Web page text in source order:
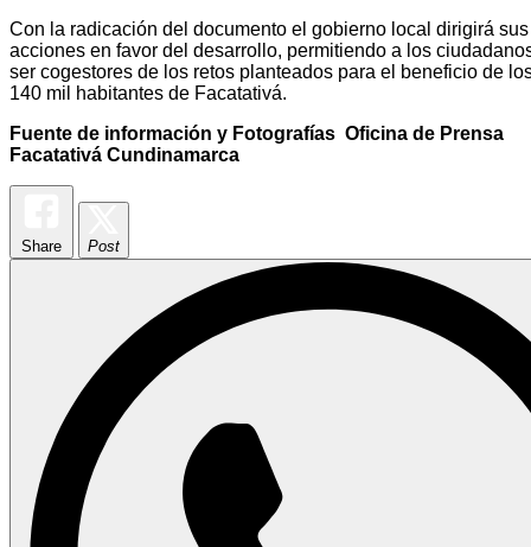
Con la radicación del documento el gobierno local dirigirá sus
acciones en favor del desarrollo, permitiendo a los
ser cogestores de los retos planteados para el beneficio de
140 mil habitantes de Facatativá.
Fuente de información y Fotografías Oficina de Prensa
Facatativá Cundinamarca
Share Post